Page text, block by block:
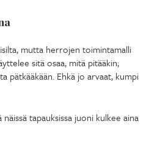
mutta herrojen toimintamalli
sitä osaa, mitä pitääkin;
pätkääkään. Ehkä jo arvaat, kumpi
tapauksissa juoni kulkee aina